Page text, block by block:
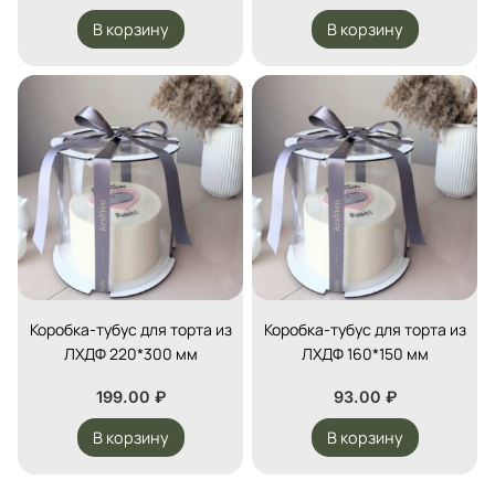
В корзину В корзину
Коробка-тубус для торта из
ЛХДФ 220*300 мм
199.00 ₽
В корзину
Коробка-тубус для торта из
ЛХДФ 160*150 мм
93.00 ₽
В корзину